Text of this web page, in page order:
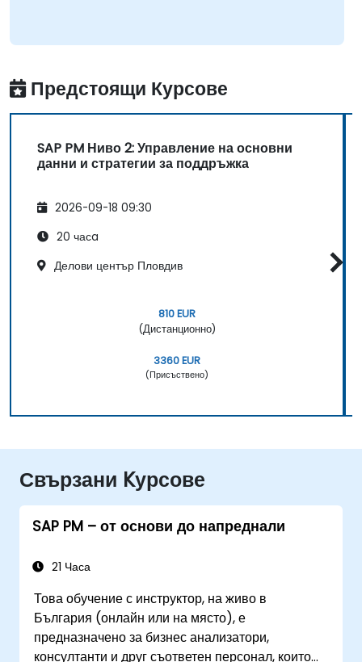
Предстоящи Курсове
SAP PM Ниво 2: Управление на основни
данни и стратегии за поддръжка
2026-09-18 09:30
20 часa
Делови център Пловдив
810 EUR
(Дистанционно)
3360 EUR
(Присъствено)
Свързани Kурсове
SAP PM – от основи до напреднали
21 Часа
Това обучение с инструктор, на живо в
България (онлайн или на място), е
предназначено за бизнес анализатори,
консултанти и друг съответен персонал, които